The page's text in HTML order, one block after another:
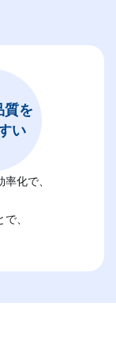
質を
い
化で、
、